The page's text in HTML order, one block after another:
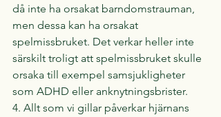
då inte ha orsakat barndomstrauman,
men dessa kan ha orsakat
spelmissbruket. Det verkar heller inte
särskilt troligt att spelmissbruket skulle
orsaka till exempel samsjukligheter
som ADHD eller anknytningsbrister.
4. Allt som vi gillar påverkar hjärnans